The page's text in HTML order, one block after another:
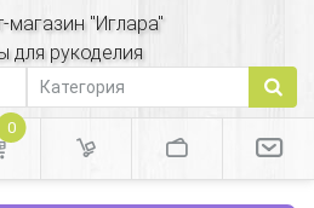
магазин "Иглара"
для рукоделия
0